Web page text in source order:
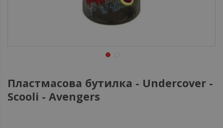
Пластмасова бутилка - Undercover -
Scooli - Avengers